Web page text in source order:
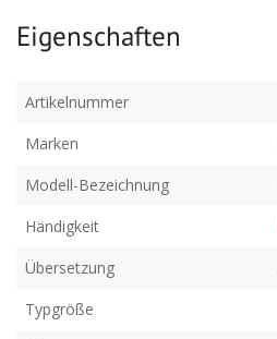
Eigenschaften
Artikelnummer
Marken
Modell-Bezeichnung
Händigkeit
Übersetzung
Typgröße